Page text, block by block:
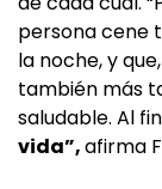
persona cene
la noche, y
también más
saludable. Al
vida”,afirma